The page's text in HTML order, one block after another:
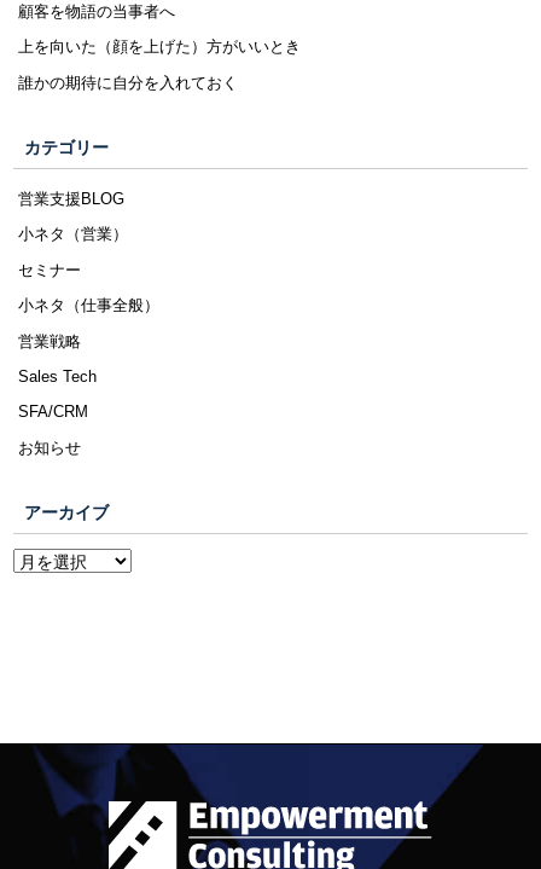
顧客を物語の当事者へ
上を向いた（顔を上げた）方がいいとき
誰かの期待に自分を入れておく
カテゴリー
営業支援BLOG
小ネタ（営業）
セミナー
小ネタ（仕事全般）
営業戦略
Sales Tech
SFA/CRM
お知らせ
アーカイブ